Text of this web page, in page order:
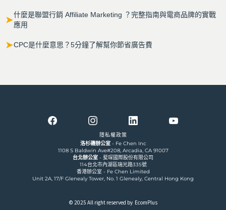
➤什麼是聯盟行銷 Affiliate Marketing ？完整指南與電商品牌的實戰
應用
➤CPC是什麼意思？5分鐘了解幫你節省廣告費
隱私權政策
洛杉磯辦公室- Fe Chen Inc
1108 S Baldwin Ave#208, Arcadia, CA 91007
台北辦公室 - 斐琛國際股份有限公司
114台北市內湖區瑞光路335號
香港辦公室 - Fe Chen Limited
Unit 2A, 17/F Glenealy Tower, No. 1 Glenealy, Central Hong Kong
© 2025 All right reserved by EcomPlus